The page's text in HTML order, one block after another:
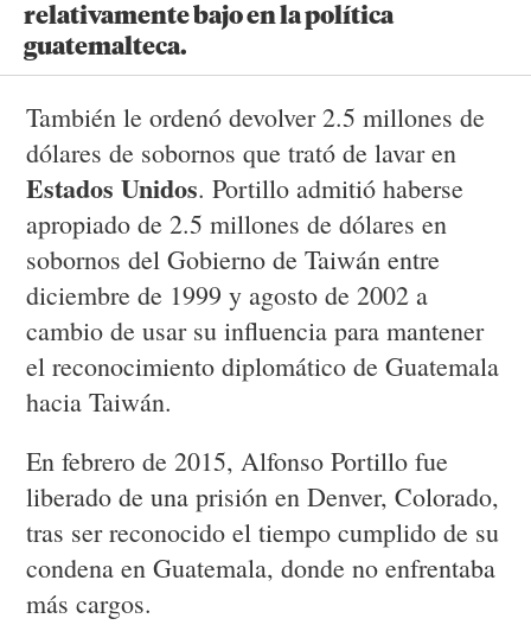
relativamente bajo en la política
guatemalteca.
También le ordenó devolver 2.5 millones de
dólares de sobornos que trató de lavar en
Estados Unidos. Portillo admitió haberse
apropiado de 2.5 millones de dólares en
sobornos del Gobierno de Taiwán entre
diciembre de 1999 y agosto de 2002 a
cambio de usar su influencia para mantener
el reconocimiento diplomático de Guatemala
hacia Taiwán.
En febrero de 2015, Alfonso Portillo fue
liberado de una prisión en Denver, Colorado,
tras ser reconocido el tiempo cumplido de su
condena en Guatemala, donde no enfrentaba
más cargos.